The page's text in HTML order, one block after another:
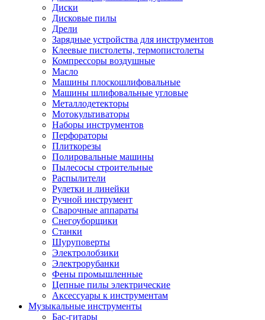
Диски
Дисковые пилы
Дрели
Зарядные устройства для инструментов
Клеевые пистолеты, термопистолеты
Компрессоры воздушные
Масло
Машины плоскошлифовальные
Машины шлифовальные угловые
Металлодетекторы
Мотокультиваторы
Наборы инструментов
Перфораторы
Плиткорезы
Полировальные машины
Пылесосы строительные
Распылители
Рулетки и линейки
Ручной инструмент
Сварочные аппараты
Снегоуборщики
Станки
Шуруповерты
Электролобзики
Электрорубанки
Фены промышленные
Цепные пилы электрические
Аксессуары к инструментам
Музыкальные инструменты
Бас-гитары